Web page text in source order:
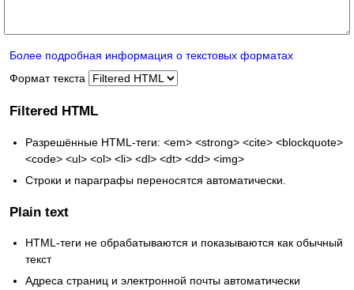
Более подробная информация о текстовых форматах
Формат текста
Filtered HTML
Разрешённые HTML-теги: <em> <strong> <cite> <blockquote>
<code> <ul> <ol> <li> <dl> <dt> <dd> <img>
Строки и параграфы переносятся автоматически.
Plain text
HTML-теги не обрабатываются и показываются как обычный
текст
Адреса страниц и электронной почты автоматически